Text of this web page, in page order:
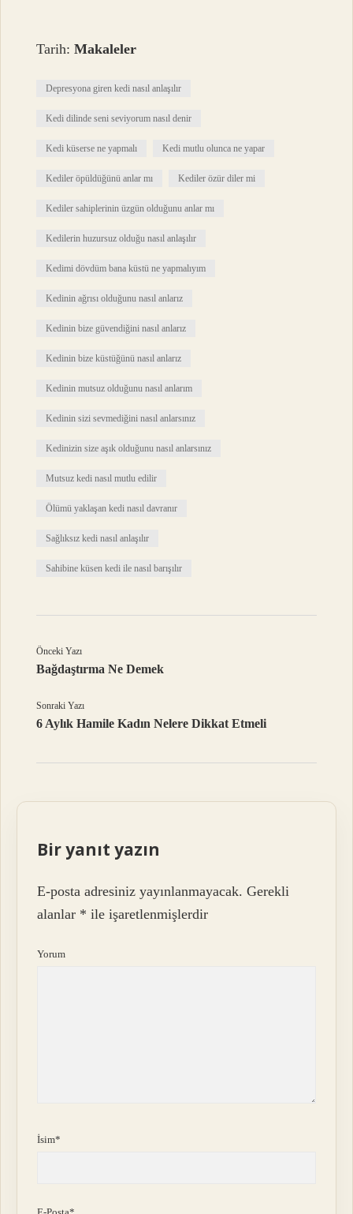
Tarih:Makaleler
Depresyona giren kedi nasıl anlaşılır
Kedi dilinde seni seviyorum nasıl denir
Kedi küserse ne yapmalı Kedi mutlu olunca ne yapar
Kediler öpüldüğünü anlar mı Kediler özür diler mi
Kediler sahiplerinin üzgün olduğunu anlar mı
Kedilerin huzursuz olduğu nasıl anlaşılır
Kedimi dövdüm bana küstü ne yapmalıyım
Kedinin ağrısı olduğunu nasıl anlarız
Kedinin bize güvendiğini nasıl anlarız
Kedinin bize küstüğünü nasıl anlarız
Kedinin mutsuz olduğunu nasıl anlarım
Kedinin sizi sevmediğini nasıl anlarsınız
Kedinizin size aşık olduğunu nasıl anlarsınız
Mutsuz kedi nasıl mutlu edilir
Ölümü yaklaşan kedi nasıl davranır
Sağlıksız kedi nasıl anlaşılır
Sahibine küsen kedi ile nasıl barışılır
Önceki Yazı
Bağdaştırma Ne Demek
Sonraki Yazı
6 Aylık Hamile Kadın Nelere Dikkat Etmeli
Bir yanıt yazın
E-posta adresiniz yayınlanmayacak. Gerekli
alanlar * ile işaretlenmişlerdir
Yorum
İsim*